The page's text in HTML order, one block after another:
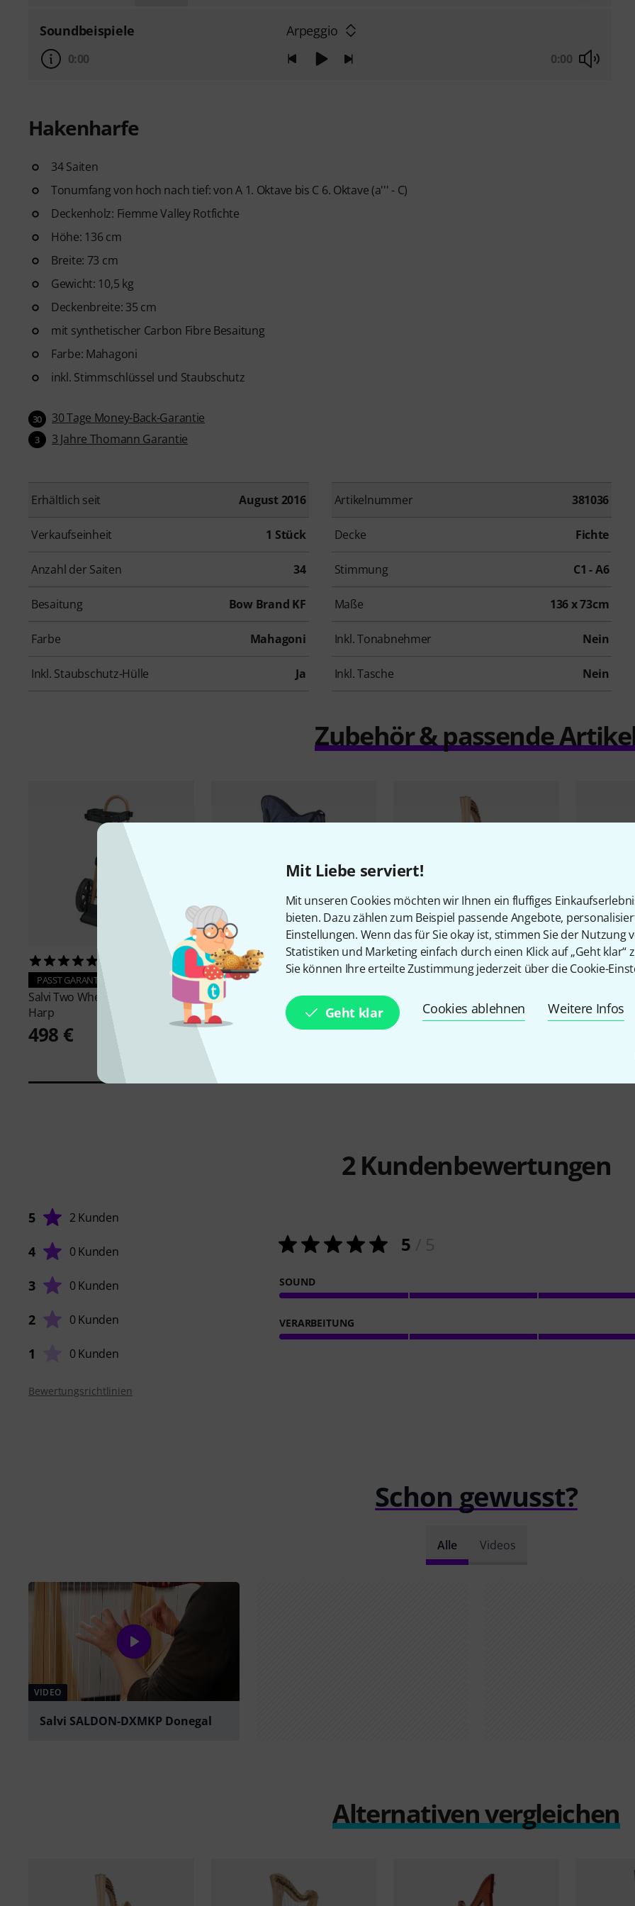
Mit Liebe serviert!
Mit unseren Cookies möchten wir Ihnen ein fluffiges
bieten. Dazu zählen zum Beispiel passende Angebote,
Einstellungen. Wenn das für Sie okay ist, stimmen Sie der Nutzung
Statistiken und Marketing einfach durch einen Klick auf „Geht klar“
Sie können Ihre erteilte Zustimmung jederzeit über die Cookie-
Geht klar Cookies ablehnen Weitere Infos
Soundbeispiele Arpeggio
0:00 0:00
Hakenharfe
34 Saiten
Tonumfang von hoch nach tief: von A 1. Oktave bis C 6. Oktave (a''' - C)
Deckenholz: Fiemme Valley Rotfichte
Höhe: 136 cm
Breite: 73 cm
Gewicht: 10,5 kg
Deckenbreite: 35 cm
mit synthetischer Carbon Fibre Besaitung
Farbe: Mahagoni
inkl. Stimmschlüssel und Staubschutz
30 30 Tage Money-Back-Garantie
3 3 Jahre Thomann Garantie
Erhältlich seit August 2016 Artikelnummer 381036
Verkaufseinheit 1 Stück Decke Fichte
Anzahl der Saiten 34 Stimmung C1 - A6
Besaitung Bow Brand KF Maße 136 x 73cm
Farbe Mahagoni Inkl. Tonabnehmer Nein
Inkl. Staubschutz-Hülle Ja Inkl. Tasche Nein
Zubehör & passende
PASST GARANTIERT
SalviTwo Wheels Trolley for
Harp
498 €
1
PASST GARANTIERT
Salvi Donegal Transport Cover
349 €
3
Hermes Natural Sipario
4.990 €
SalviAna
2Kundenbewertungen
5 2 Kunden
4 0 Kunden
3 0 Kunden
2 0 Kunden
1 0 Kunden
5
SOUND
VERARBEITUNG
Bewertungsrichtlinien
Schon gewusst?
Alle Videos
VIDEO
Salvi SALDON-DXMKP Donegal
Alternativen vergleichen